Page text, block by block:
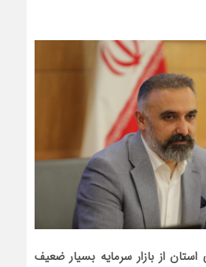
استان از بازار سرمایه بسیار ضعیف